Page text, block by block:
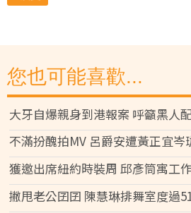
您也可能喜歡...
大牙自爆親身到港報案 呼籲黑人
不滿扮醜拍MV 呂爵安遭黃正宜岑
獲邀出席紐約時裝周 邱彥筒寓工
撇甩老公囝囝 陳慧琳排舞室度過